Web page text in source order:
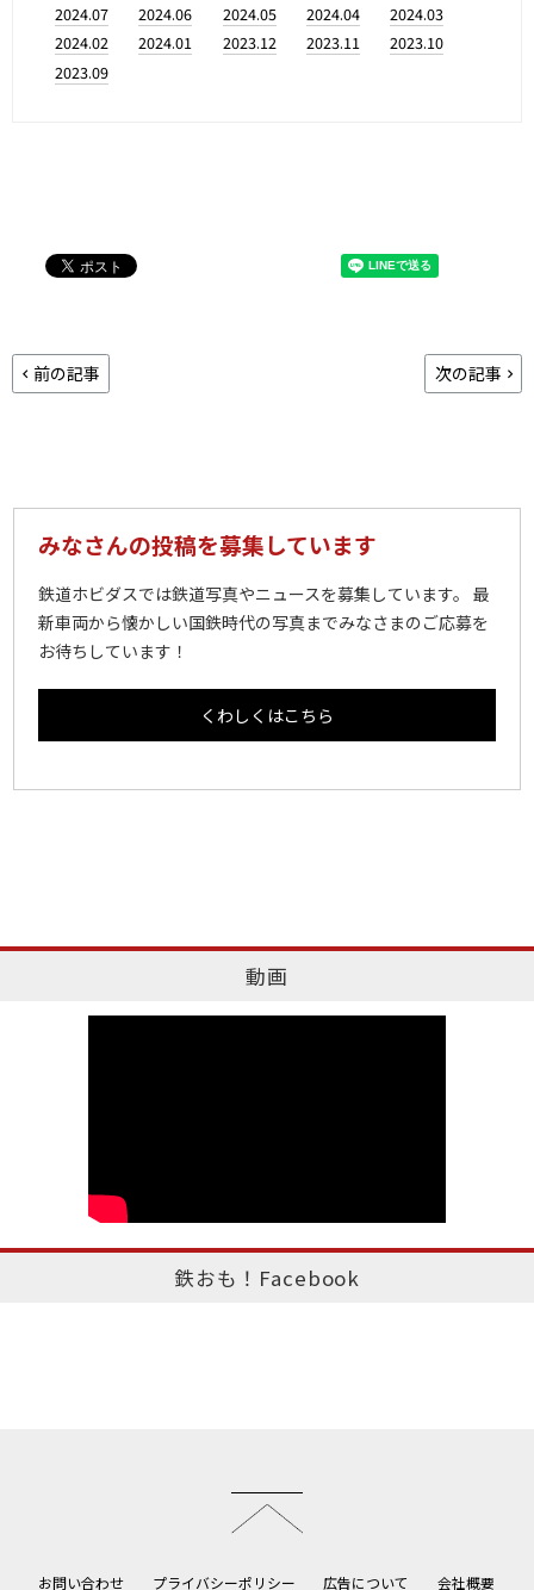
2024.07
2024.06 2024.05 2024.04
2024.03
2024.02
2024.01 2023.12 2023.11
2023.10
2023.09
前の記事 次の記事
みなさんの投稿を募集しています
鉄道ホビダスでは鉄道写真やニュースを募集しています。 最
新車両から懐かしい国鉄時代の写真までみなさまのご応募を
お待ちしています！
くわしくはこちら
動画
鉄おも！Facebook
お問い合わせ プライバシーポリシー 広告について 会社概要